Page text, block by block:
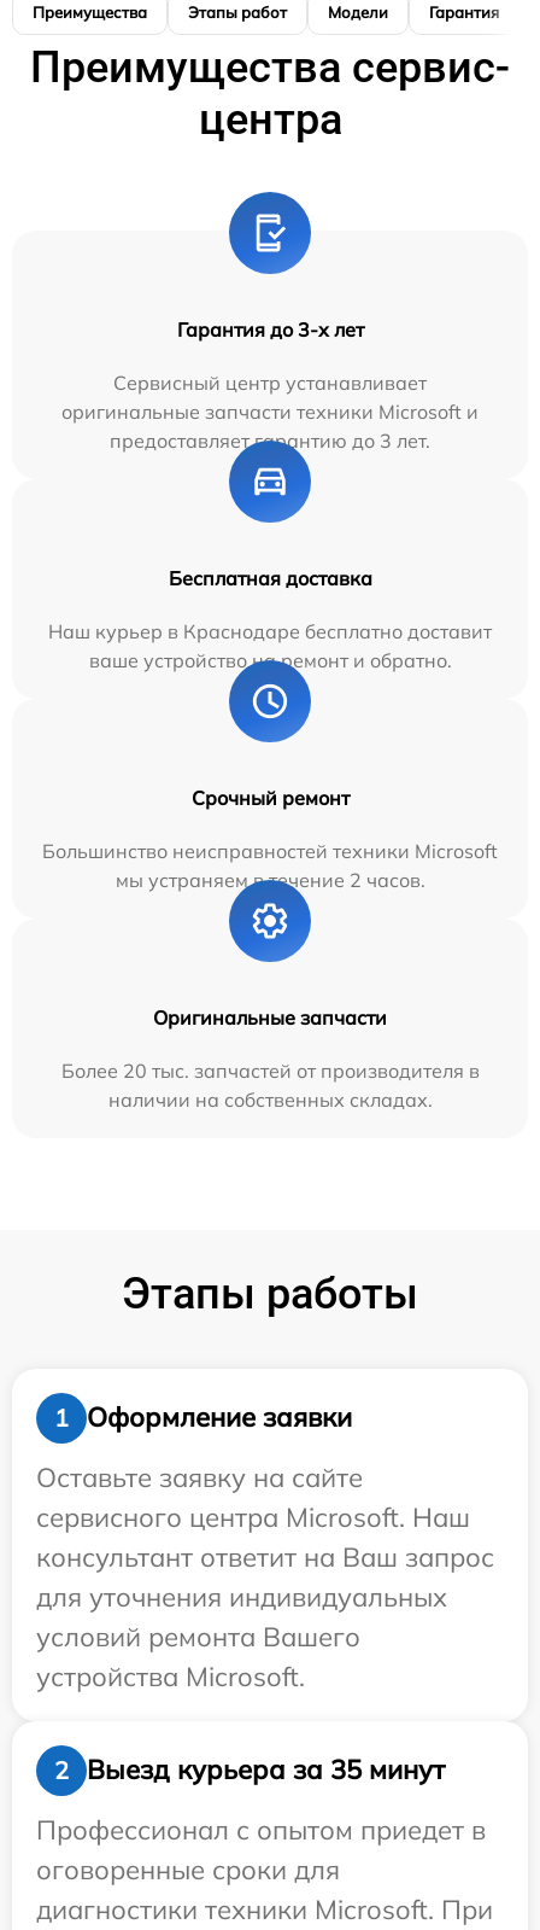
Преимущества Этапы работ Модели Гарантия
Преимущества сервис-
центра
Гарантия до 3-х лет
Сервисный центр устанавливает
оригинальные запчасти техники Microsoft и
предоставляет гарантию до 3 лет.
Бесплатная доставка
Наш курьер в Краснодаре бесплатно доставит
ваше устройство на ремонт и обратно.
Срочный ремонт
Большинство неисправностей техники Microsoft
мы устраняем в течение 2 часов.
Оригинальные запчасти
Более 20 тыс. запчастей от производителя в
наличии на собственных складах.
Этапы работы
1
Оформление заявки
Оставьте заявку на сайте
сервисного центра Microsoft. Наш
консультант ответит на Ваш запрос
для уточнения индивидуальных
условий ремонта Вашего
устройства Microsoft.
2
Выезд курьера за 35 минут
Профессионал с опытом приедет в
оговоренные сроки для
диагностики техники Microsoft. При